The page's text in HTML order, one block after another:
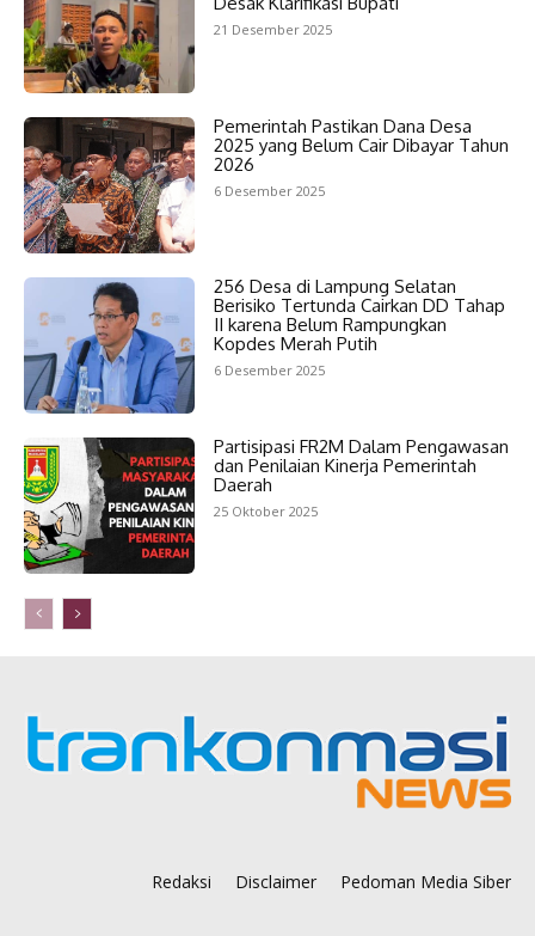
21 Desember 2025
Pemerintah Pastikan Dana Desa
2025 yang Belum Cair Dibayar Tahun
2026
6 Desember 2025
256 Desa di Lampung Selatan
Berisiko Tertunda Cairkan DD Tahap
II karena Belum Rampungkan
Kopdes Merah Putih
6 Desember 2025
Partisipasi FR2M Dalam Pengawasan
dan Penilaian Kinerja Pemerintah
Daerah
25 Oktober 2025
Redaksi Disclaimer Pedoman Media Siber